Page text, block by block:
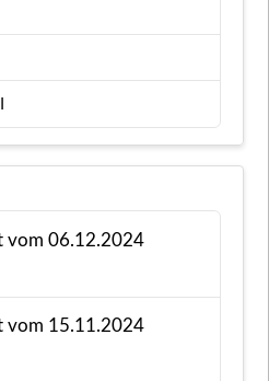
vom 06.12.2024
vom 15.11.2024